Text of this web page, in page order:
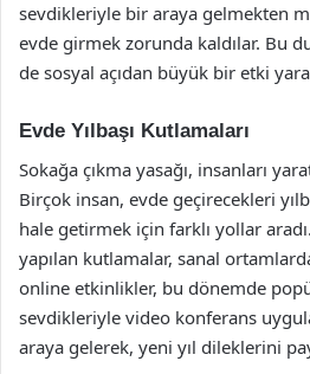
sevdikleriyle bir araya gelmekten
evde girmek zorunda kaldılar. Bu
de sosyal açıdan büyük bir etki
Evde Yılbaşı Kutlamaları
Sokağa çıkma yasağı, insanları
Birçok insan, evde geçirecekleri
hale getirmek için farklı yollar
yapılan kutlamalar, sanal
online etkinlikler, bu dönemde
sevdikleriyle video konferans
araya gelerek, yeni yıl dileklerini